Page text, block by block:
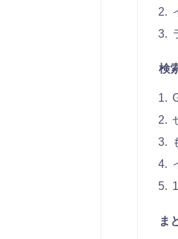
検
ま